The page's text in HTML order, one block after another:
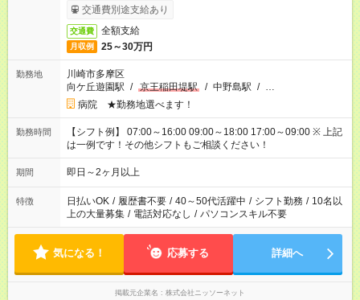
交通費別途支給あり
交通費 全額支給
月収例 25～30万円
勤務地
川崎市多摩区
向ケ丘遊園駅 / 京王稲田堤駅 / 中野島駅 / …
病院 ★勤務地選べます！
勤務時間
【シフト例】 07:00～16:00 09:00～18:00 17:00～09:00 ※ 上記
は一例です！その他シフトもご相談ください！
期間 即日～2ヶ月以上
特徴 日払いOK / 履歴書不要 / 40～50代活躍中 / シフト勤務 / 10名以
上の大量募集 / 電話対応なし / パソコンスキル不要
気になる！ 応募する 詳細へ
掲載元企業名 株式会社ニッソーネット